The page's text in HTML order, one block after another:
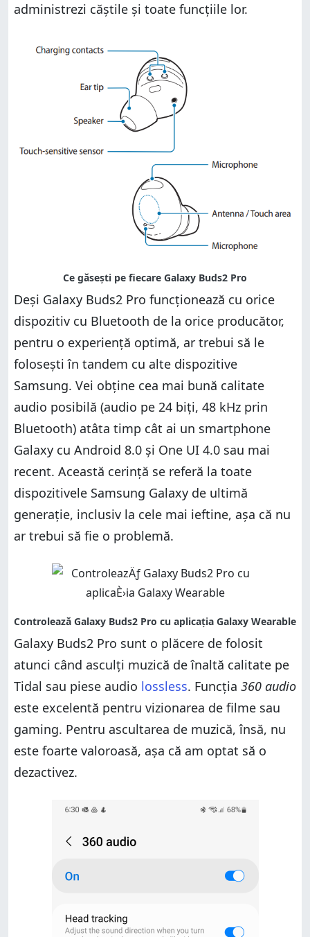
administrezi căștile și toate funcțiile lor.
Deși Galaxy Buds2 Pro funcționează cu orice
dispozitiv cu Bluetooth de la orice producător,
pentru o experiență optimă, ar trebui să le
folosești în tandem cu alte dispozitive
Samsung. Vei obține cea mai bună calitate
audio posibilă (audio pe 24 biți, 48 kHz prin
Bluetooth) atâta timp cât ai un smartphone
Galaxy cu Android 8.0 și One UI 4.0 sau mai
recent. Această cerință se referă la toate
dispozitivele Samsung Galaxy de ultimă
generație, inclusiv la cele mai ieftine, așa că nu
ar trebui să fie o problemă.
Galaxy Buds2 Pro sunt o plăcere de folosit
atunci când asculți muzică de înaltă calitate pe
Tidal sau piese audio lossless. Funcția 360 audio
este excelentă pentru vizionarea de filme sau
gaming. Pentru ascultarea de muzică, însă, nu
este foarte valoroasă, așa că am optat să o
dezactivez.